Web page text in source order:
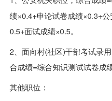
绩×0.4+申论试卷成绩×0.3+
0.5+面试成绩×0.5。
2、面向村(社区)干部考试录
合成绩=综合知识测试试卷成
其他职位：